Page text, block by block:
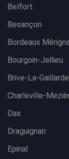
Belfort
Besançon
Bordeaux
Bourgoin-Jallieu
Brive-La-Gaillarde
Charleville-
Dax
Draguignan
Epinal